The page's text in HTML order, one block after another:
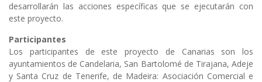
desarrollarán las acciones específicas que se ejecutarán con
este proyecto.
Participantes
Los participantes de este proyecto de Canarias son los
ayuntamientos de Candelaria, San Bartolomé de Tirajana, Adeje
y Santa Cruz de Tenerife, de Madeira: Asociación Comercial e